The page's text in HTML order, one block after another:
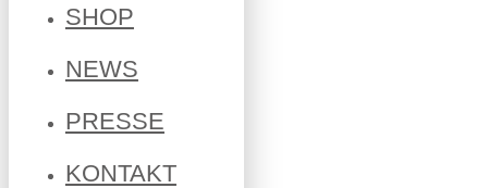
SHOP
NEWS
PRESSE
KONTAKT